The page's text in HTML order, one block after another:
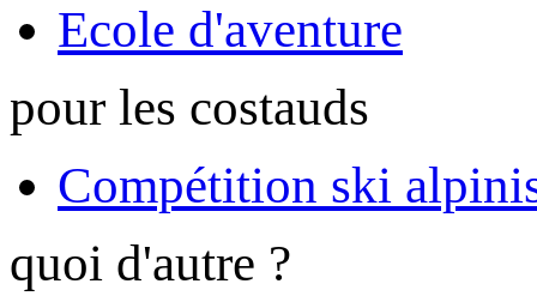
Ecole d'aventure
pour les costauds
Compétition ski
quoi d'autre ?